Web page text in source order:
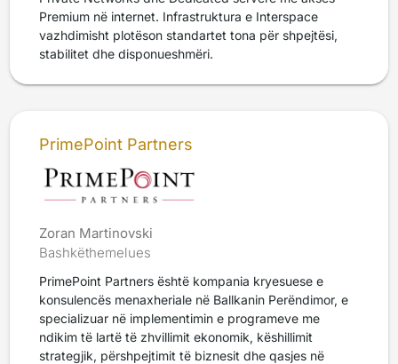
Premium në internet. Infrastruktura e Interspace
vazhdimisht plotëson standartet tona për shpejtësi,
stabilitet dhe disponueshmëri.
PrimePoint Partners
Zoran Martinovski
Bashkëthemelues
PrimePoint Partners është kompania kryesuese e
konsulencës menaxheriale në Ballkanin Perëndimor, e
specializuar në implementimin e programeve me
ndikim të lartë të zhvillimit ekonomik, këshillimit
strategjik, përshpejtimit të biznesit dhe qasjes në